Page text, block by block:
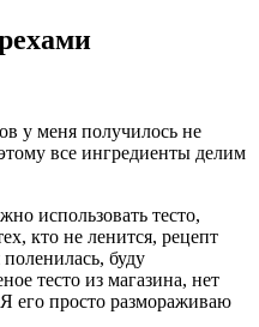
у меня получилось не
все ингредиенты делим
использовать тесто,
кто не ленится, рецепт
буду
тесто из магазина, нет
его просто размораживаю